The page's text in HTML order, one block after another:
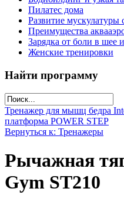
Пилатес дома
Развитие мускулатуры
Преимущества
Зарядка от боли в шее
Женские тренировки
Найти программу
Тренажер для мышц бедра
платформа POWER STEP
Вернуться к: Тренажеры
Рычажная
Gym ST210